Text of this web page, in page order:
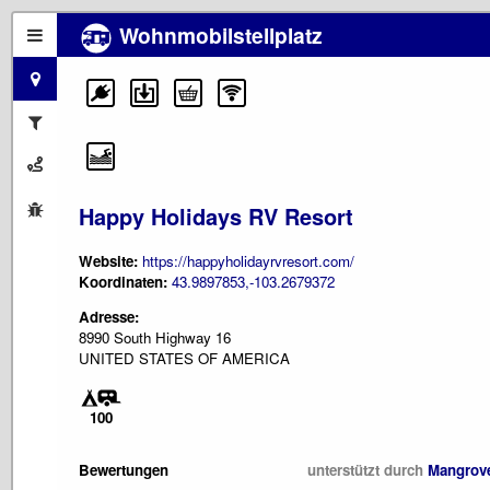
Wohnmobilstellplatz
Happy Holidays RV Resort
Website: https://happyholidayrvresort.com/
Koordinaten: 43.9897853,-103.2679372
Adresse:
8990 South Highway 16
UNITED STATES OF AMERICA
100
Bewertungen unterstützt durch